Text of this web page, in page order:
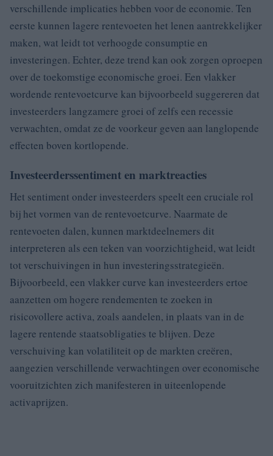
verschillende implicaties hebben voor de economie. Ten
eerste kunnen lagere rentevoeten het lenen aantrekkelijker
maken, wat leidt tot verhoogde consumptie en
investeringen. Echter, deze trend kan ook zorgen oproepen
over de toekomstige economische groei. Een vlakker
wordende rentevoetcurve kan bijvoorbeeld suggereren dat
investeerders langzamere groei of zelfs een recessie
verwachten, omdat ze de voorkeur geven aan langlopende
effecten boven kortlopende.
Investeerderssentiment en marktreacties
Het sentiment onder investeerders speelt een cruciale rol
bij het vormen van de rentevoetcurve. Naarmate de
rentevoeten dalen, kunnen marktdeelnemers dit
interpreteren als een teken van voorzichtigheid, wat leidt
tot verschuivingen in hun investeringsstrategieën.
Bijvoorbeeld, een vlakker curve kan investeerders ertoe
aanzetten om hogere rendementen te zoeken in
risicovollere activa, zoals aandelen, in plaats van in de
lagere rentende staatsobligaties te blijven. Deze
verschuiving kan volatiliteit op de markten creëren,
aangezien verschillende verwachtingen over economische
vooruitzichten zich manifesteren in uiteenlopende
activaprijzen.